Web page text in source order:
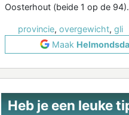
Oosterhout (beide 1 op de 94).
provincie, overgewicht, gli
Maak
Heb je een leuke